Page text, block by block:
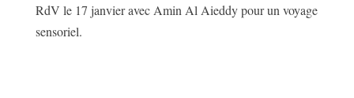
RdV le 17 janvier avec Amin Al Aieddy pour un voyage
sensoriel.